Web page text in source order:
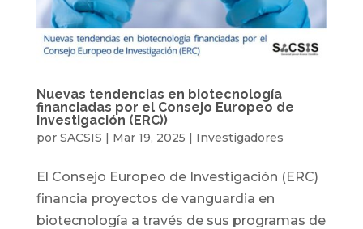
Nuevas tendencias en biotecnología
financiadas por el Consejo Europeo de
Investigación (ERC))
por SACSIS | Mar 19, 2025 | Investigadores
El Consejo Europeo de Investigación (ERC)
financia proyectos de vanguardia en
biotecnología a través de sus programas de